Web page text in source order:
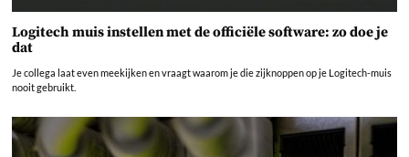
Logitech muis instellen met de officiële software: zo doe je
dat
Je collega laat even meekijken en vraagt waarom je die zijknoppen op je Logitech-muis
nooit gebruikt.